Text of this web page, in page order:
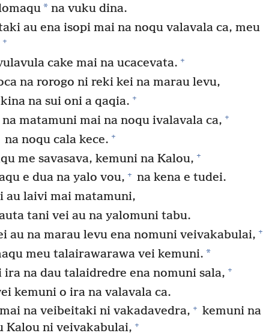
* na vuku dina.
au ena isopi mai na noqu valavala ca, meu
+
cake mai na ucacevata. +
na rorogo ni reki kei na marau levu,
na sui oni a qaqia. +
na matamuni mai na noqu ivalavala ca, +
na noqu cala kece. +
me savasava, kemuni na Kalou, +
e dua na yalo vou, + na kena e tudei.
laivi mai matamuni,
tani vei au na yalomuni tabu.
au na marau levu ena nomuni veivakabulai, +
meu talairawarawa vei kemuni. *
na dau talaidredre ena nomuni sala, +
kemuni o ira na valavala ca.
na veibeitaki ni vakadavedra, + kemuni na
Kalou ni veivakabulai, +